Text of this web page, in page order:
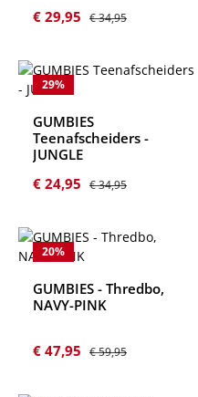
Verkoopprijs:
€ 29,95 Normale prijs:
€ 34,95
29%
GUMBIES
Teenafscheiders -
JUNGLE
Verkoopprijs:
€ 24,95 Normale prijs:
€ 34,95
20%
GUMBIES - Thredbo,
NAVY-PINK
Verkoopprijs:
€ 47,95 Normale prijs:
€ 59,95